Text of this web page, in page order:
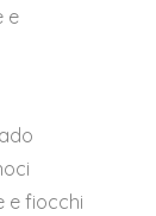
e
e fiocchi